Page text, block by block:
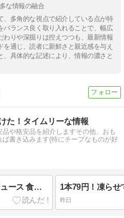
な情報の融合
、多角的な視点で紹介している点が特
バランス良く取り入れることで、幅広
わりや深掘りは控えつつも、最新情報
通じ、読者に新鮮さと親近感を与え
具体的な記述により、情報の濃さと
た！タイムリーな情報
や格安品を紹介しますその他、おも
ば書き込みます(特にチープなものが好
1本182円！カゴメ トマトジュース 食塩無添加 720mlペットボトル×15本 2,724円！
昨日